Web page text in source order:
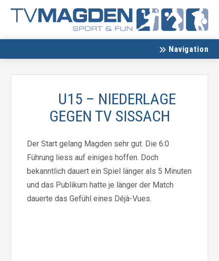
Navigation
U15 – NIEDERLAGE
GEGEN TV SISSACH
Der Start gelang Magden sehr gut. Die 6:0
Führung liess auf einiges hoffen. Doch
bekanntlich dauert ein Spiel länger als 5 Minuten
und das Publikum hatte je länger der Match
dauerte das Gefühl eines Déjà-Vues.